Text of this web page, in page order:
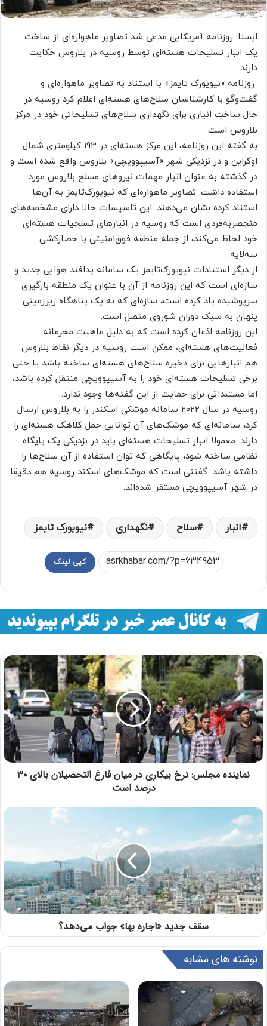
ایسنا: روزنامه آمریکایی مدعی شد تصاویر ماهواره‌ای از ساخت
یک انبار تسلیحات هسته‌ای توسط روسیه در بلاروس حکایت
دارند.
روزنامه «نیویورک تایمز» با استناد به تصاویر ماهواره‌ای و
گفت‌وگو با کارشناسان سلاح‌های هسته‌ای اعلام کرد روسیه در
حال ساخت انباری برای نگهداری سلاح‌های تسلیحاتی خود در مرکز
بلاروس است.
به گفته این روزنامه، این مرکز هسته‌ای در ۱۹۳ کیلومتری شمال
اوکراین و در نزدیکی شهر «آسیپوویچی» بلاروس واقع شده است و
در گذشته به عنوان انبار مهمات نیروهای مسلح بلاروس مورد
استفاده داشت. تصاویر ماهواره‌ای که نیویورک‌تایمز به آن‌ها
استناد کرده نشان می‌دهند. این تاسیسات حالا دارای مشخصه‌های
منحصربه‌فردی است که روسیه در انبارهای تسلحیات هسته‌ای
خود لحاظ می‌کند، از جمله منطقه فوق‌امنیتی با حصارکشی
سه‌لایه.
از دیگر استنادات نیویورک‌تایمز یک سامانه پدافند هوایی جدید و
سازه‌ای است که این روزنامه از آن با عنوان یک منطقه بارگیری
سرپوشیده یاد کرده است، سازه‌ای که به یک پناهگاه زیرزمینی
پنهان به سبک دوران شوروی متصل است.
این روزنامه اذعان کرده است که به دلیل ماهیت محرمانه
فعالیت‌های هسته‌ای، ممکن است روسیه در دیگر نقاط بلاروس
هم انبارهایی برای ذخیره سلاح‌های هسته‌ای ساخته باشد یا حتی
برخی تسلیحات هسته‌ای خود را به آسیپوویچی منتقل کرده باشد،
اما مستنداتی برای حمایت از این گفته‌ها وجود ندارد.
روسیه در سال ۲۰۲۲ سامانه موشکی اسکندر را به بلاروس ارسال
کرد، سامانه‌ای که موشک‌های آن توانایی حمل کلاهک هسته‌ای را
دارند. معمولا انبار تسلیحات هسته‌ای باید در نزدیکی یک پایگاه
نظامی ساخته شود، پایگاهی که توان استفاده از آن سلاح‌ها را
داشته باشد. گفتنی است که موشک‌های اسکند روسیه هم دقیقا
در شهر آسیپوویچی مستقر شده‌اند.
انبار سلاح نگهداري نیویورک تایمز
کپی لینک
نماینده مجلس: نرخ بیکاری در میان فارغ التحصیلان بالای ۳۰
درصد است
سقف جدید «اجاره بها» جواب می‌دهد؟
نوشته های مشابه